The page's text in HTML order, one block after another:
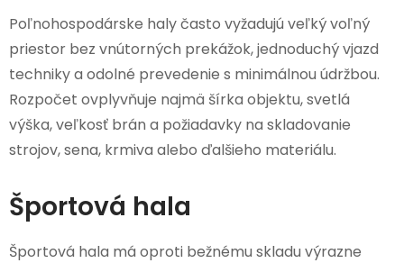
Poľnohospodárske haly často vyžadujú veľký voľný
priestor bez vnútorných prekážok, jednoduchý vjazd
techniky a odolné prevedenie s minimálnou údržbou.
Rozpočet ovplyvňuje najmä šírka objektu, svetlá
výška, veľkosť brán a požiadavky na skladovanie
strojov, sena, krmiva alebo ďalšieho materiálu.
Športová hala
Športová hala má oproti bežnému skladu výrazne